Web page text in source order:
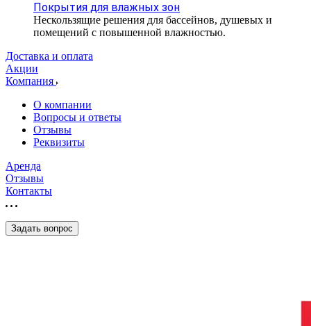
Покрытия для влажных зон
Нескользящие решения для бассейнов, душевых и
помещений с повышенной влажностью.
Доставка и оплата
Акции
Компания
О компании
Вопросы и ответы
Отзывы
Реквизиты
Аренда
Отзывы
Контакты
Задать вопрос